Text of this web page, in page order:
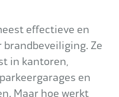
effectieve en
Ze
in kantoren,
en
Maar hoe werkt